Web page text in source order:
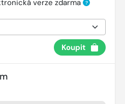
verze zdarma ?
Koupit